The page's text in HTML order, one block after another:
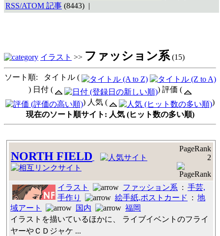
RSS/ATOM 記事 (8443) |
イラスト >> ファッション系 (15)
ソート順: タイトル (
) 日付 (
) 評価 (
) 人気 (
)
現在のソート順サイト: 人気 (ヒット数の多い順)
NORTH FIELD
PageRank
2
イラスト ファッション系 : 手芸,
手作り
絵手紙,ポストカード : 地
域アート
国内
福岡
イラストを描いているほかに、 ライブイベントのフライ
ヤーやＣＤジャケ ...